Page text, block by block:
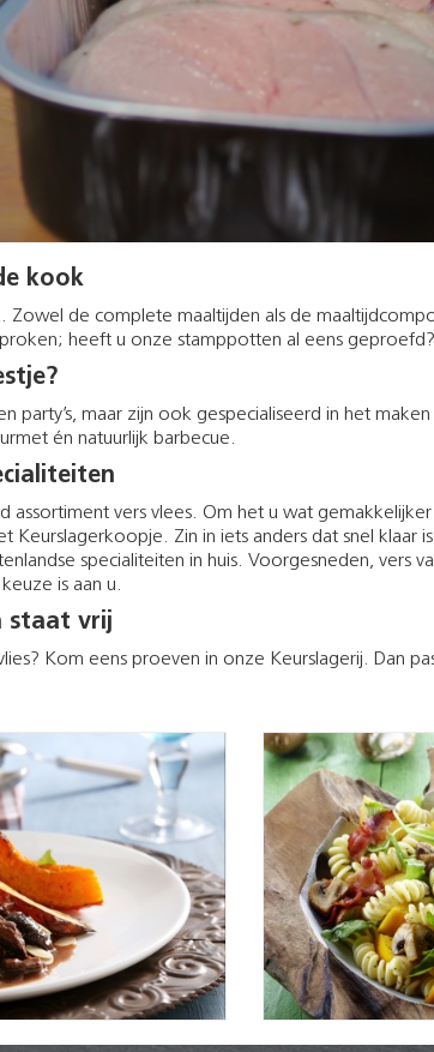
kook
de complete maaltijden als de
heeft u onze stamppotten al eens
maar zijn ook gespecialiseerd in het
én natuurlijk barbecue.
vers vlees. Om het u wat
Zin in iets anders dat snel klaar
specialiteiten in huis. Voorgesneden, vers
is aan u.
staat vrij
Kom eens proeven in onze Keurslagerij. Dan